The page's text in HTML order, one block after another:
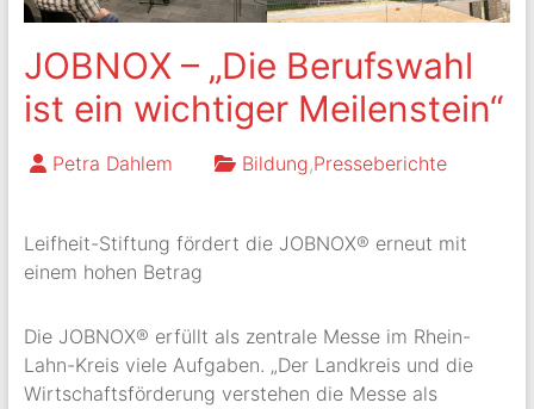
JOBNOX – „Die Berufswahl
ist ein wichtiger Meilenstein“
Petra Dahlem Bildung,Presseberichte
Leifheit-Stiftung fördert die JOBNOX® erneut mit
einem hohen Betrag
Die JOBNOX® erfüllt als zentrale Messe im Rhein-
Lahn-Kreis viele Aufgaben. „Der Landkreis und die
Wirtschaftsförderung verstehen die Messe als